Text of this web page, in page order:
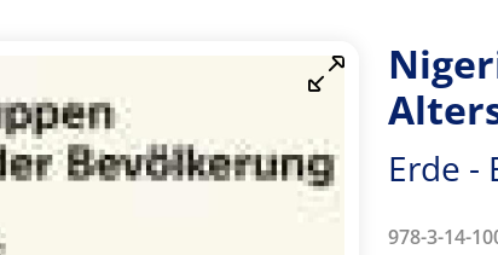
Erde -
978-3-14-